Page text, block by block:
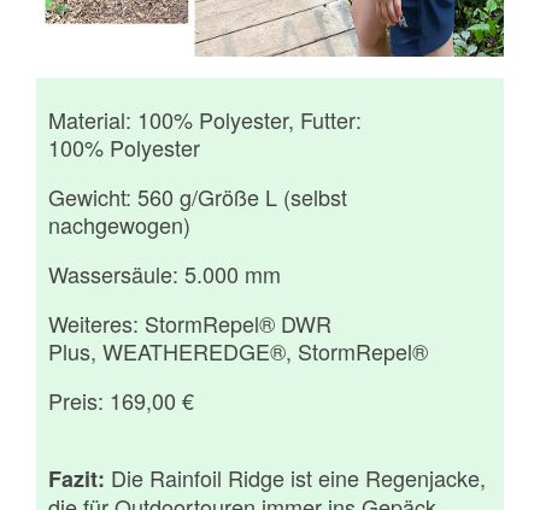
Material: 100% Polyester, Futter:
100% Polyester
Gewicht: 560 g/Größe L (selbst
nachgewogen)
Wassersäule: 5.000 mm
Weiteres: StormRepel® DWR
Plus, WEATHEREDGE®, StormRepel®
Preis: 169,00 €
Fazit: Die Rainfoil Ridge ist eine Regenjacke,